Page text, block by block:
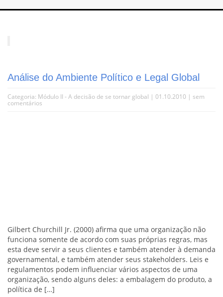
Análise do Ambiente Político e Legal Global
Categoria: Módulo II - A decisão de se tornar global | 01.10.2010 | sem
comentários
Gilbert Churchill Jr. (2000) afirma que uma organização não
funciona somente de acordo com suas próprias regras, mas
esta deve servir a seus clientes e também atender à demanda
governamental, e também atender seus stakeholders. Leis e
regulamentos podem influenciar vários aspectos de uma
organização, sendo alguns deles: a embalagem do produto, a
política de […]